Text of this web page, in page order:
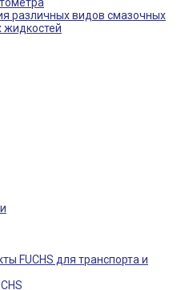
различных видов смазочных
жидкостей
FUCHS для транспорта и